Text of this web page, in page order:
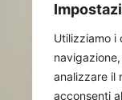
Utilizziamo i
analizzare il
acconsenti